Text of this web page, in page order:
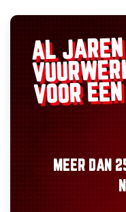
AL
VOOR
MEER DAN